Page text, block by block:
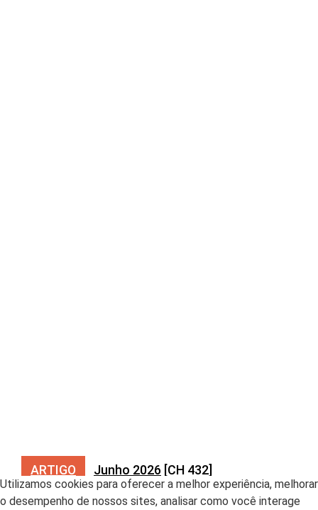
ARTIGO Junho 2026 [CH 432]
Utilizamos cookies para oferecer a melhor experiência, melhorar
o desempenho de nossos sites, analisar como você interage